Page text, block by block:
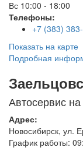
Вс 10:00 - 18:00
Телефоны:
+7 (383)
Показать на карте
Подробная
Автосервис
Адрес:
Новосибирск, ул.
График работы: